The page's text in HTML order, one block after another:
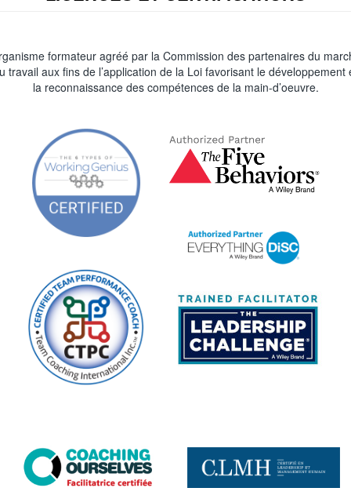
formateur agréé par la Commission des partenaires du
travail aux fins de l’application de la Loi favorisant le développement
la reconnaissance des compétences de la main-d’oeuvre.